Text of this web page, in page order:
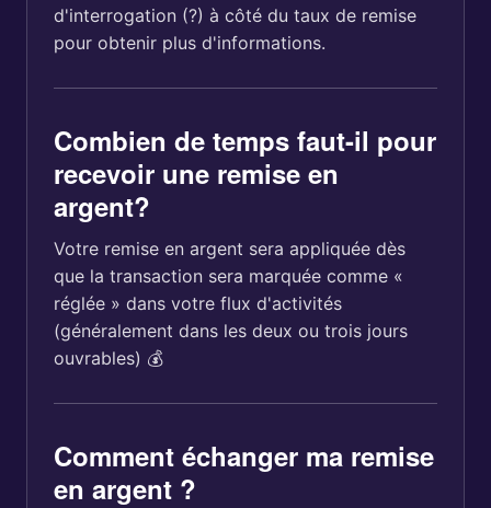
d'interrogation (?) à côté du taux de remise
pour obtenir plus d'informations.
Combien de temps faut-il pour
recevoir une remise en
argent?
Votre remise en argent sera appliquée dès
que la transaction sera marquée comme «
réglée » dans votre flux d'activités
(généralement dans les deux ou trois jours
ouvrables) 💰
Comment échanger ma remise
en argent ?